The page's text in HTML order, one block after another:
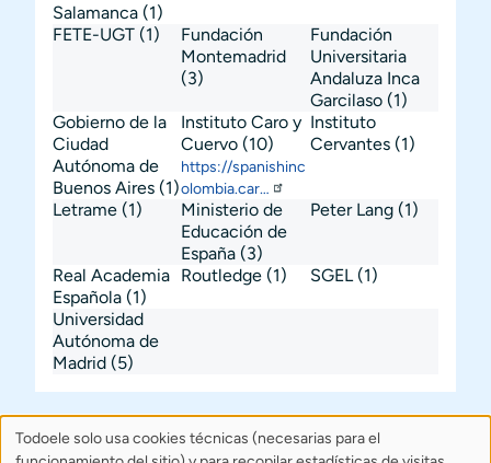
Salamanca (1)
FETE-UGT (1)
Fundación
Montemadrid
(3)
Fundación
Universitaria
Andaluza Inca
Garcilaso (1)
Gobierno de la
Ciudad
Autónoma de
Buenos Aires (1)
Instituto Caro y
Cuervo (10)
https://spanishinc
olombia.car…
Instituto
Cervantes (1)
Letrame (1)
Ministerio de
Educación de
España (3)
Peter Lang (1)
Real Academia
Española (1)
Routledge (1) SGEL (1)
Universidad
Autónoma de
Madrid (5)
Sobre TodoeleÍndice Publica
Uso
Todoele solo usa cookies técnicas (necesarias para el